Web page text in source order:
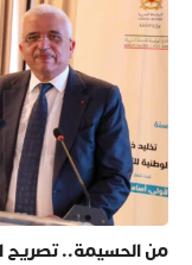
من الحسيمة.. تصريح